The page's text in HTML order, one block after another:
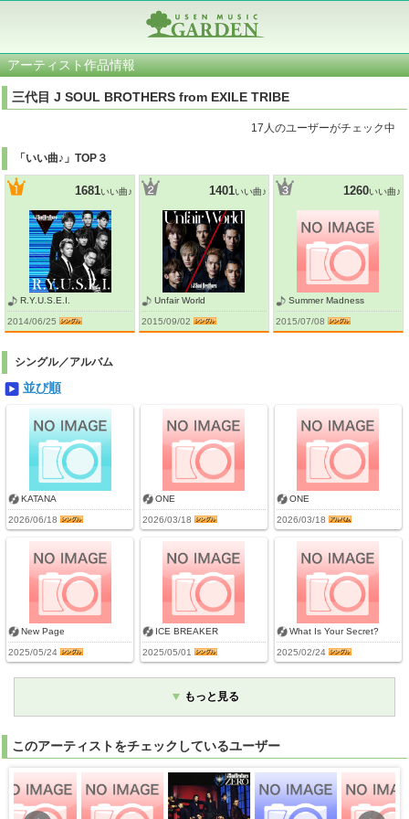
アーティスト作品情報
三代目 J SOUL BROTHERS from EXILE TRIBE
17人のユーザーがチェック中
「いい曲♪」TOP３
1681いい曲♪
R.Y.U.S.E.I.
2014/06/25
1401いい曲♪
Unfair World
2015/09/02
1260いい曲♪
Summer Madness
2015/07/08
シングル／アルバム
並び順
KATANA
2026/06/18
ONE
2026/03/18
ONE
2026/03/18
New Page
2025/05/24
ICE BREAKER
2025/05/01
What Is Your Secret?
2025/02/24
もっと見る
このアーティストをチェックしているユーザー